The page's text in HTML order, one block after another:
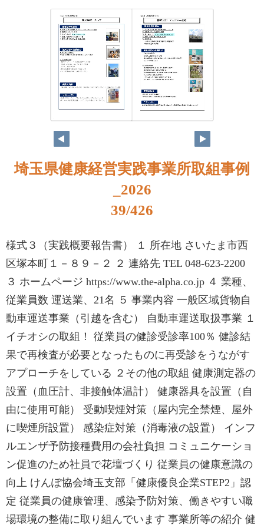
23
埼玉県健康経営実践事業所取組事例
_2026
39/426
様式３（実践概要報告書） １ 所在地 さいたま市西
区塚本町１－８９－２ ２ 連絡先 TEL 048-623-2200
３ ホームページ https://www.the-alpha.co.jp ４ 業種、
従業員数 運送業、21名 ５ 事業内容 一般区域貨物自
動車運送事業（引越を含む） 自動車運送取扱事業 １
イチオシの取組！ 従業員の健診受診率100％ 健診結
果で再検査が必要となったものに再受診をうながす
アプローチをしている ２その他の取組 健康測定器の
設置（血圧計、非接触体温計） 健康器具を設置（自
由に使用可能） 受動喫煙対策（屋内完全禁煙、屋外
に喫煙所設置） 感染症対策（消毒液の設置） インフ
ルエンザ予防接種費用の会社負担 コミュニケーショ
ン促進のため社員で花壇づくり 従業員の健康意識の
向上 けんぽ協会埼玉支部「健康優良企業STEP2」認
定 従業員の健康管理、感染予防対策、働きやすい職
場環境の整備に取り組んでいます 事業所等の紹介 健